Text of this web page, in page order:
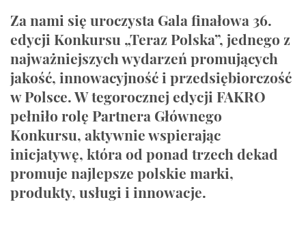
Za nami się uroczysta Gala finałowa 36.
edycji Konkursu „Teraz Polska”, jednego z
najważniejszych wydarzeń promujących
jakość, innowacyjność i przedsiębiorczość
w Polsce. W tegorocznej edycji FAKRO
pełniło rolę Partnera Głównego
Konkursu, aktywnie wspierając
inicjatywę, która od ponad trzech dekad
promuje najlepsze polskie marki,
produkty, usługi i innowacje.